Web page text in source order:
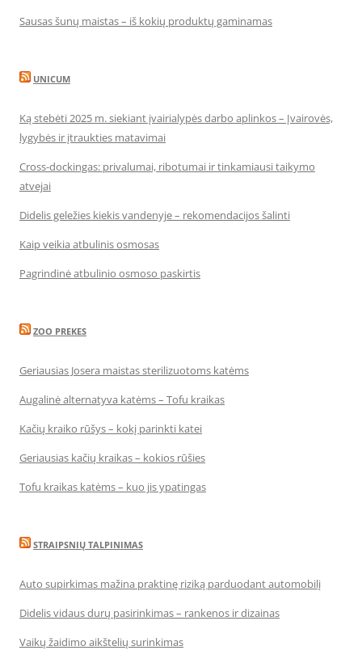
Sausas šunų maistas – iš kokių produktų gaminamas
UNICUM
Ką stebėti 2025 m. siekiant įvairialypės darbo aplinkos – Įvairovės,
lygybės ir įtraukties matavimai
Cross-dockingas: privalumai, ribotumai ir tinkamiausi taikymo
atvejai
Didelis geležies kiekis vandenyje – rekomendacijos šalinti
Kaip veikia atbulinis osmosas
Pagrindinė atbulinio osmoso paskirtis
ZOO PREKES
Geriausias Josera maistas sterilizuotoms katėms
Augalinė alternatyva katėms – Tofu kraikas
Kačių kraiko rūšys – kokį parinkti katei
Geriausias kačių kraikas – kokios rūšies
Tofu kraikas katėms – kuo jis ypatingas
STRAIPSNIŲ TALPINIMAS
Auto supirkimas mažina praktinę riziką parduodant automobilį
Didelis vidaus durų pasirinkimas – rankenos ir dizainas
Vaikų žaidimo aikštelių surinkimas